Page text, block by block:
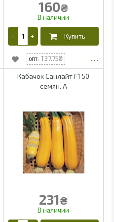
160₴
137.75
Кабачок Санлайт F1 50
семян. А
231₴